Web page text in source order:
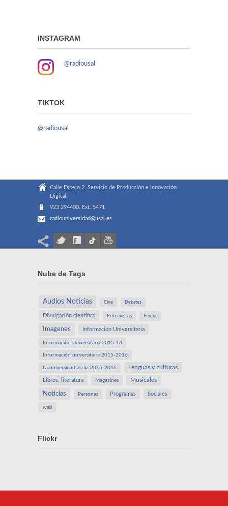
INSTAGRAM
@radiousal
TIKTOK
@radiousal
Calle Espejo 2. Servicio de Producción e Innovación
Digital.
923 294400. Ext. 5471
radiouniversidad@usal.es
Nube de Tags
Audios Noticias Cine Debates
Divulgación científica Entrevistas Eureka
Imagenes Información Universitaria
Información Universitaria 2015-16
Información universitaria 2015-2016
La universidad al día 2015-2016 Lenguas y culturas
Libros, literatura Magazines Musicales
Noticias Personas Programas Sociales
web
Flickr